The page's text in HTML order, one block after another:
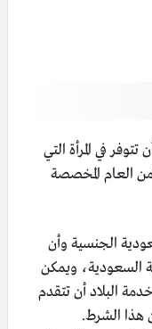
في المرأة التي
العام المخصصة
الجنسية وأن
السعودية، ويمكن
البلاد أن تتقدم
هذا الشرط.